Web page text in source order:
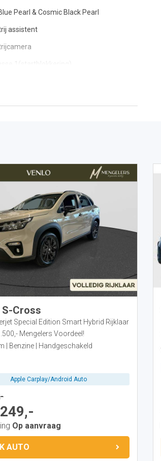
Pearl & Cosmic Black Pearl
assistent
S-Cross
Special Edition Smart Hybrid Rijklaar
Mengelers Voordeel!
Benzine
Handgeschakeld
Apple Carplay/Android Auto
Op aanvraag
AUTO